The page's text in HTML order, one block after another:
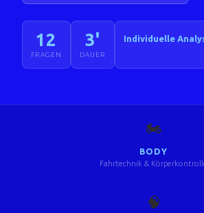
12
FRAGEN
3'
DAUER
Individuelle
🏍️
BODY
Fahrtechnik &
🧠